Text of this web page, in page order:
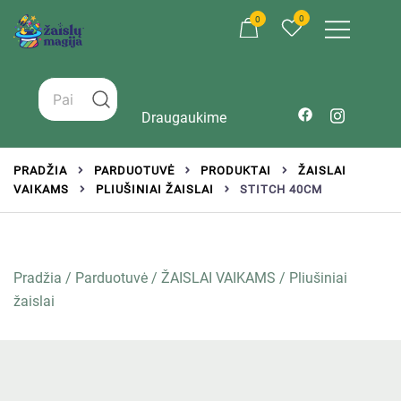
0 0
Draugaukime
PRADŽIA PARDUOTUVĖ PRODUKTAI
ŽAISLAI
VAIKAMS
PLIUŠINIAI ŽAISLAI STITCH 40CM
Pradžia / Parduotuvė / ŽAISLAI VAIKAMS / Pliušiniai
žaislai